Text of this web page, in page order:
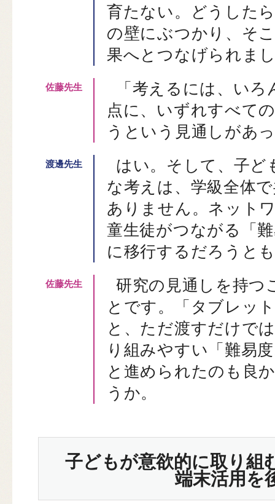
育たない。どうした
の壁にぶつかり、そ
果へとつなげられま
「考えるには、い
点に、いずれすべて
うという見通しがあ
はい。そして、子ど
な考えは、学級全体
ありません。ネット
童生徒がつながる「
に移行するだろうと
研究の見通しを持つ
とです。「タブレッ
と、ただ渡すだけで
り組みやすい「難易
と進められたのも良
うか。
子どもが意欲的に取り組
端末活用を